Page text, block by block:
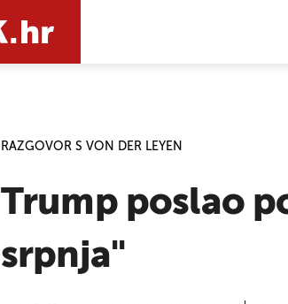
RAZGOVOR S VON DER LEYEN
Trump poslao
srpnja"